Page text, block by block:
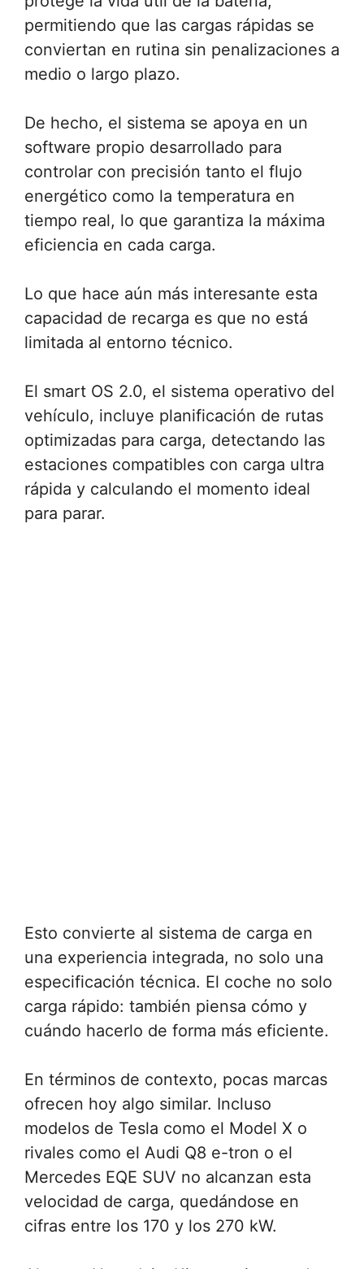
permitiendo que las cargas rápidas se
conviertan en rutina sin penalizaciones a
medio o largo plazo.
De hecho, el sistema se apoya en un
software propio desarrollado para
controlar con precisión tanto el flujo
energético como la temperatura en
tiempo real, lo que garantiza la máxima
eficiencia en cada carga.
Lo que hace aún más interesante esta
capacidad de recarga es que no está
limitada al entorno técnico.
El smart OS 2.0, el sistema operativo del
vehículo, incluye planificación de rutas
optimizadas para carga, detectando las
estaciones compatibles con carga ultra
rápida y calculando el momento ideal
para parar.
Esto convierte al sistema de carga en
una experiencia integrada, no solo una
especificación técnica. El coche no solo
carga rápido: también piensa cómo y
cuándo hacerlo de forma más eficiente.
En términos de contexto, pocas marcas
ofrecen hoy algo similar. Incluso
modelos de Tesla como el Model X o
rivales como el Audi Q8 e-tron o el
Mercedes EQE SUV no alcanzan esta
velocidad de carga, quedándose en
cifras entre los 170 y los 270 kW.